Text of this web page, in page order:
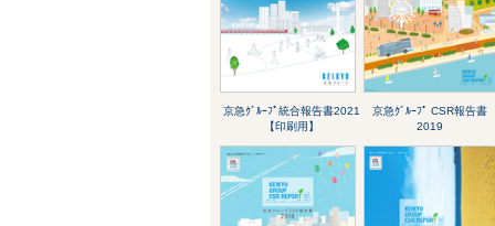
京急ｸﾞﾙｰﾌﾟ統合報告書2021
【印刷用】
京急ｸﾞﾙｰﾌﾟ CSR報告書
2019